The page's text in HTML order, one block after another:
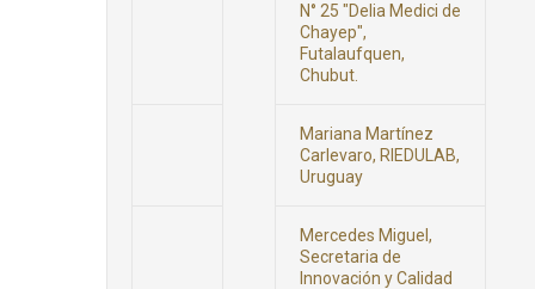
N° 25 "Delia Medici de
Chayep",
Futalaufquen,
Chubut.
Mariana Martínez
Carlevaro, RIEDULAB,
Uruguay
Mercedes Miguel,
Secretaria de
Innovación y Calidad